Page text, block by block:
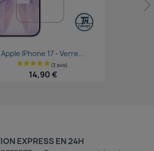
 Aperçu rapide
Apple IPhone 17 - Verre...
14,90 €
EXPRESS EN 24H